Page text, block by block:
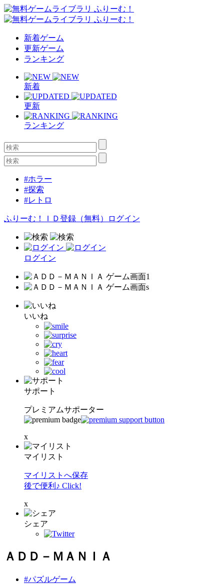
新着ゲーム
更新ゲーム
ランキング
新着
更新
ランキング
#ホラー
#探索
#レトロ
ふりーむ！ＩＤ登録（無料） ログイン
ログイン
いいね
サポート
プレミアムサポーター
x
マイリスト
マイリストへ保存
後で便利♪ Click!
x
シェア
ＡＤＤ－ＭＡＮＩＡ
#パズルゲーム